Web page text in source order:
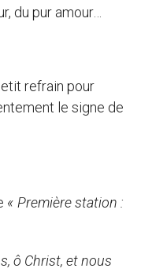
du pur amour…
refrain pour
le signe de
« Première station :
ô Christ, et nous